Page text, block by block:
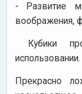
- Развитие
воображения,
Кубики
использовании.
Прекрасно